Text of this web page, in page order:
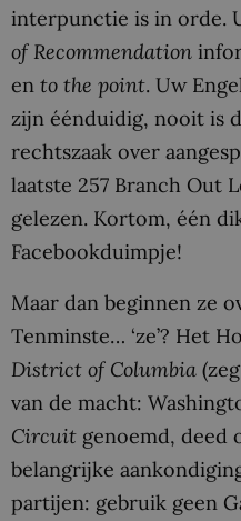
interpunctie is in orde.
of Recommendation
en to the point. Uw
zijn éénduidig, nooit is
rechtszaak over
laatste 257 Branch Out
gelezen. Kortom, één
Facebookduimpje!
Maar dan beginnen ze
Tenminste… ‘ze’? Het
District of Columbia
van de macht:
Circuit genoemd, deed
belangrijke
partijen: gebruik geen